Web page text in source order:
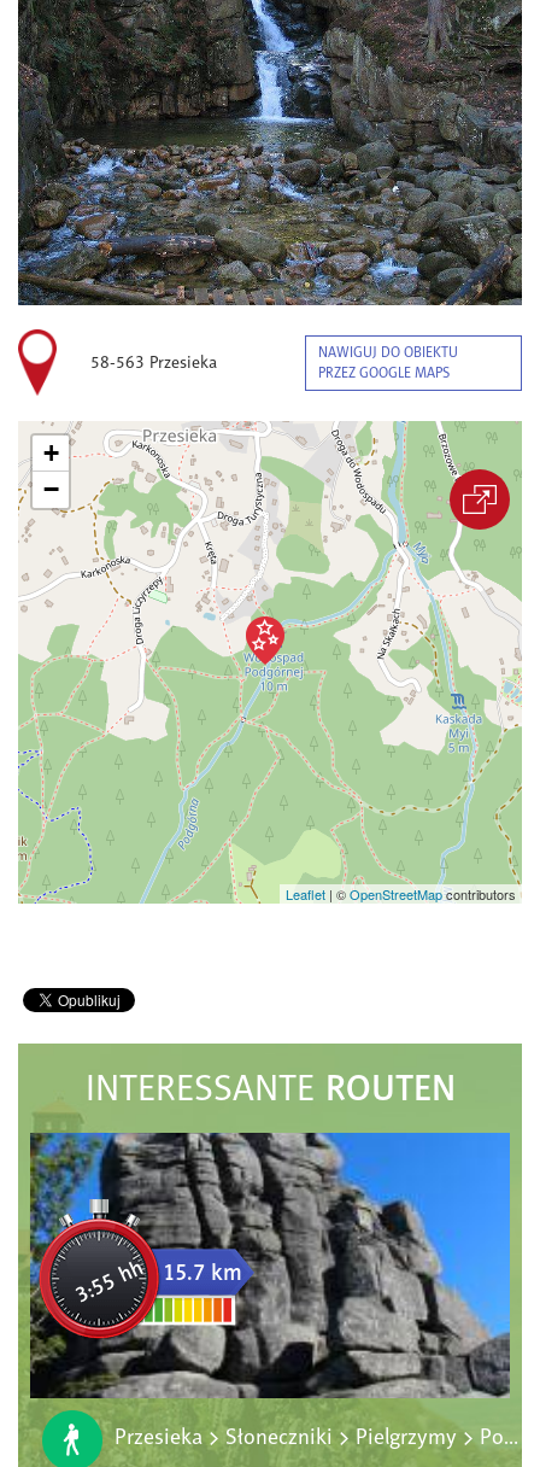
58-563 Przesieka
NAWIGUJ DO OBIEKTU
PRZEZ GOOGLE MAPS
+
−
Leaflet | ©OpenStreetMapcontributors
INTERESSANTE ROUTEN
3:55 hh 15.7 km
Przesieka > Słoneczniki > Pielgrzymy > Polana > Karpacz Górny (Świątynia Wang)